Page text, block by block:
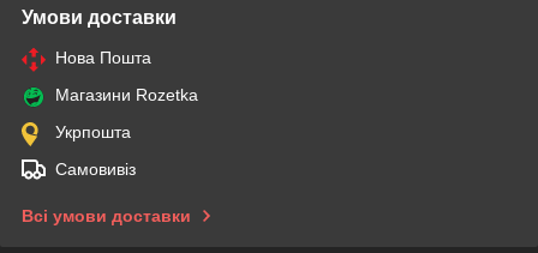
Умови доставки
Нова Пошта
Магазини Rozetka
Укрпошта
Самовивіз
Всі умови доставки